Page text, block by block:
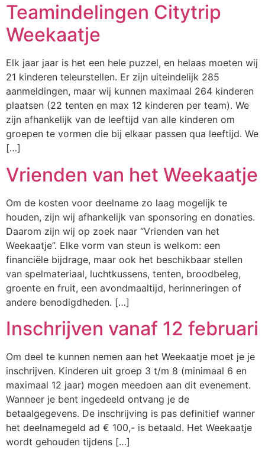
Teamindelingen Citytrip
Weekaatje
Elk jaar jaar is het een hele puzzel, en helaas moeten wij
21 kinderen teleurstellen. Er zijn uiteindelijk 285
aanmeldingen, maar wij kunnen maximaal 264 kinderen
plaatsen (22 tenten en max 12 kinderen per team). We
zijn afhankelijk van de leeftijd van alle kinderen om
groepen te vormen die bij elkaar passen qua leeftijd. We
[…]
Vrienden van het Weekaatje
Om de kosten voor deelname zo laag mogelijk te
houden, zijn wij afhankelijk van sponsoring en donaties.
Daarom zijn wij op zoek naar “Vrienden van het
Weekaatje”. Elke vorm van steun is welkom: een
financiële bijdrage, maar ook het beschikbaar stellen
van spelmateriaal, luchtkussens, tenten, broodbeleg,
groente en fruit, een avondmaaltijd, herinneringen of
andere benodigdheden. […]
Inschrijven vanaf 12 februari
Om deel te kunnen nemen aan het Weekaatje moet je je
inschrijven. Kinderen uit groep 3 t/m 8 (minimaal 6 en
maximaal 12 jaar) mogen meedoen aan dit evenement.
Wanneer je bent ingedeeld ontvang je de
betaalgegevens. De inschrijving is pas definitief wanner
het deelnamegeld ad € 100,- is betaald. Het Weekaatje
wordt gehouden tijdens […]